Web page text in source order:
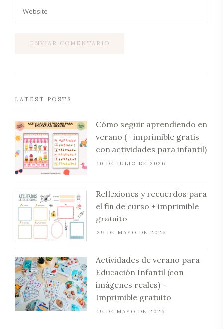
LATEST POSTS
Cómo seguir aprendiendo en
verano (+ imprimible gratis
con actividades para infantil)
10 DE JULIO DE 2026
Reflexiones y recuerdos para
el fin de curso + imprimible
gratuito
29 DE MAYO DE 2026
Actividades de verano para
Educación Infantil (con
imágenes reales) –
Imprimible gratuito
19 DE MAYO DE 2026